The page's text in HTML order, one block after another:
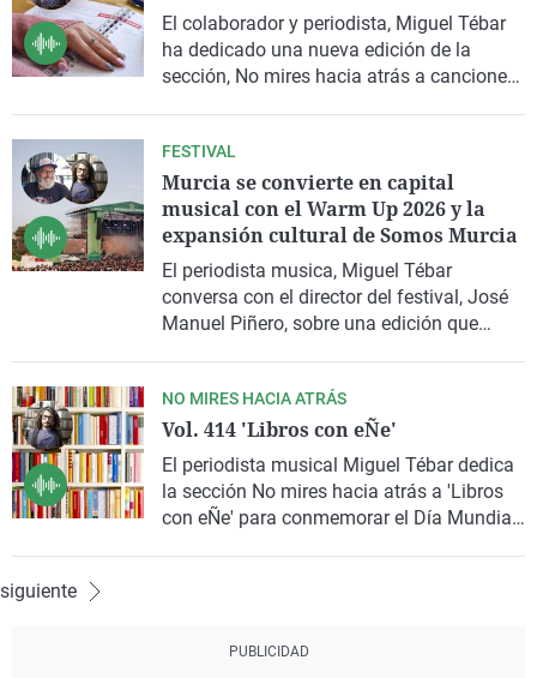
El colaborador y periodista, Miguel Tébar
ha dedicado una nueva edición de la
sección, No mires hacia atrás a canciones
FESTIVAL
Murcia se convierte en capital
musical con el Warm Up 2026 y la
expansión cultural de Somos Murcia
El periodista musica, Miguel Tébar
conversa con el director del festival, José
Manuel Piñero, sobre una edición que
turístico en la ciudad
NO MIRES HACIA ATRÁS
Vol. 414 'Libros con eÑe'
El periodista musical Miguel Tébardedica
la sección No mires hacia atrás a 'Libros
con eÑe' para conmemorar el Día Mundial
siguiente